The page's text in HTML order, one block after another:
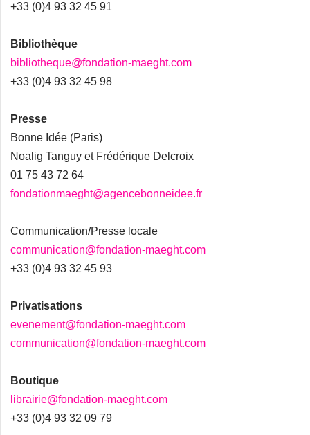
+33 (0)4 93 32 45 91
Bibliothèque
bibliotheque@fondation-maeght.com
+33 (0)4 93 32 45 98
Presse
Bonne Idée (Paris)
Noalig Tanguy et Frédérique Delcroix
01 75 43 72 64
fondationmaeght@agencebonneidee.fr
Communication/Presse locale
communication@fondation-maeght.com
+33 (0)4 93 32 45 93
Privatisations
evenement@fondation-maeght.com
communication@fondation-maeght.com
Boutique
librairie@fondation-maeght.com
+33 (0)4 93 32 09 79